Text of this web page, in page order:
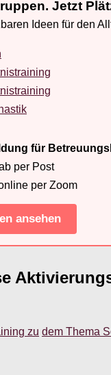
Jetzt
Ideen für den
für
per Post
per Zoom
ansehen
zu dem Thema